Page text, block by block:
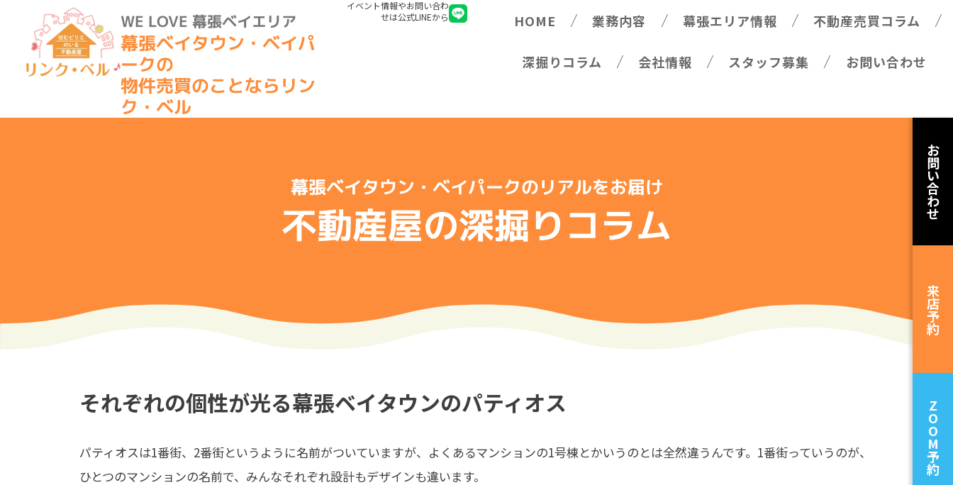
WE LOVE 幕張ベイエリア
幕張ベイタウン・ベイパ
ークの
物件売買のことならリン
ク・ベル
イベント情報やお問い合わ
せは公式LINEから
HOME 業務内容 幕張エリア情報 不動産売買コラム
深掘りコラム 会社情報 スタッフ募集 お問い合わせ
幕張ベイタウン・ベイパークのリアルをお届け
不動産屋の深掘りコラム
それぞれの個性が光る幕張ベイタウンのパティオス
パティオスは1番街、2番街というように名前がついていますが、よくあるマンションの1号棟とかいうのとは全然違うんです。1番街っていうのが、
ひとつのマンションの名前で、みんなそれぞれ設計もデザインも違います。
お
問
い
合
わ
せ
来
店
予
約
Z
O
O
M
予
約